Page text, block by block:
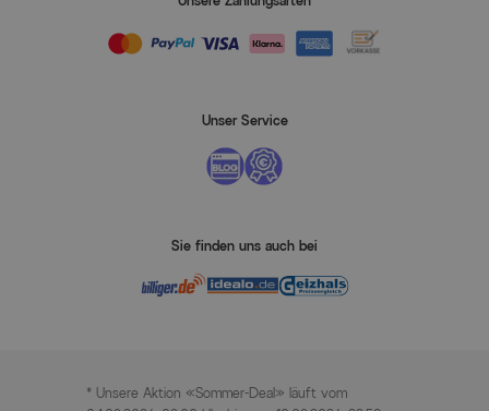
Unser Service
Sie finden uns auch bei
* Unsere Aktion «Sommer-Deal» läuft vom